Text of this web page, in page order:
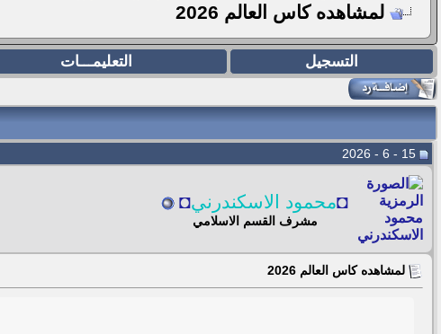
لمشاهده كاس العالم 2026
التسجيل التعليمـــات
◘محمود الاسكندرني◘
مشرف القسم الاسلامي
لمشاهده كاس العالم 2026